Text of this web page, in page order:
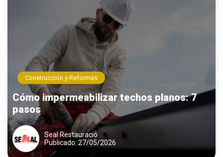
Construcción y Reformas
Cómo impermeabilizar techos planos: 7
pasos
Seal Restauració
Publicado: 27/05/2026